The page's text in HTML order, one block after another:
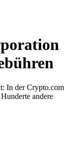
In der Crypto.com
andere